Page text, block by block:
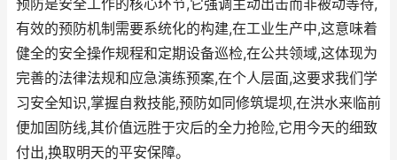
预防是安全工作的核心环节,它强调主动出击而非被动等待,
有效的预防机制需要系统化的构建,在工业生产中,这意味着
健全的安全操作规程和定期设备巡检,在公共领域,这体现为
完善的法律法规和应急演练预案,在个人层面,这要求我们学
习安全知识,掌握自救技能,预防如同修筑堤坝,在洪水来临前
便加固防线,其价值远胜于灾后的全力抢险,它用今天的细致
付出,换取明天的平安保障。